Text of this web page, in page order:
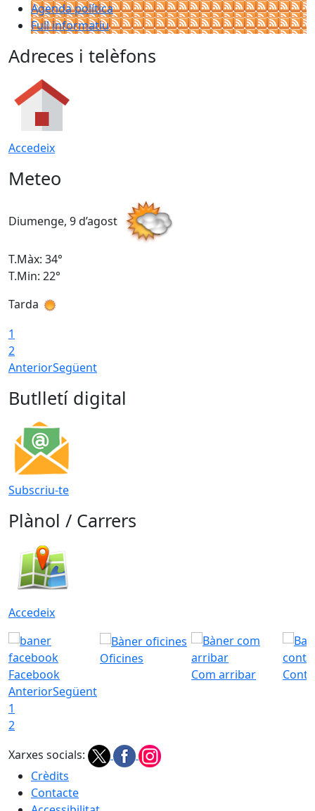
Agenda política
Full informatiu
Adreces i telèfons
Accedeix
Meteo
Diumenge, 9 d’agost
T.Màx: 34°
T.Min: 22°
Tarda
1
2
AnteriorSegüent
Butlletí digital
Subscriu-te
Plànol / Carrers
Accedeix
Facebook
Oficines
Com arribar
AnteriorSegüent
1
2
Xarxes socials:
Crèdits
Contacte